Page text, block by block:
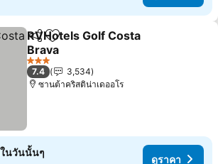
แชร์ เพิ่มในรายการโปรด
RVHotels Golf Costa
Brava
3 ดาว
7.4
3,534
ซานต้าคริสติน่าเดออโร
ในวันนั้นๆ
ดูราคา